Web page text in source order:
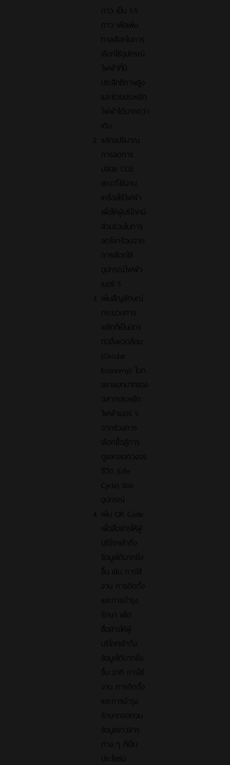
ดาว เป็น 1-5
ดาว เพื่อเพิ่ม
ทางเลือกในการ
เลือกใช้อุปกรณ์
ไฟฟ้าที่มี
ประสิทธิภาพสูง
และช่วยประหยัด
ไฟฟ้าได้มากกว่า
เดิม
แสดงปริมาณ
การลดการ
ปล่อย CO2
ขณะที่ใช้งาน
เครื่องใช้ไฟฟ้า
เพื่อให้ผู้บริโภคมี
ส่วนร่วมในการ
ลดโลกร้อนจาก
การเลือกใช้
อุปกรณ์ไฟฟ้า
เบอร์ 5
เพิ่มสัญลักษณ์
กระบวนการ
ผลิตที่เป็นมิตร
ต่อสิ่งแวดล้อม
(Circular
Economy) ในก
ขยายบทบาทของ
ฉลากประหยัด
ไฟฟ้าเบอร์ 5
จากช่วงการ
เลือกซื้อสู่การ
ดูแลตลอดวงจร
ชีวิต (Life
Cycle) ของ
อุปกรณ์
เพิ่ม QR Code
เพื่อสื่อสารให้ผู้
บริโภคเข้าถึง
ข้อมูลได้มากยิ่ง
ขึ้น เช่น การใช้
งาน การติดตั้ง
และการบำรุง
รักษา เพื่อ
สื่อสารให้ผู้
บริโภคเข้าถึง
ข้อมูลได้มากยิ่ง
ขึ้น อาทิ การใช้
งาน การติดตั้ง
และการบำรุง
รักษาตลอดจน
ข้อมูลข่าวสาร
ต่าง ๆ ที่เป็น
ประโยชน์